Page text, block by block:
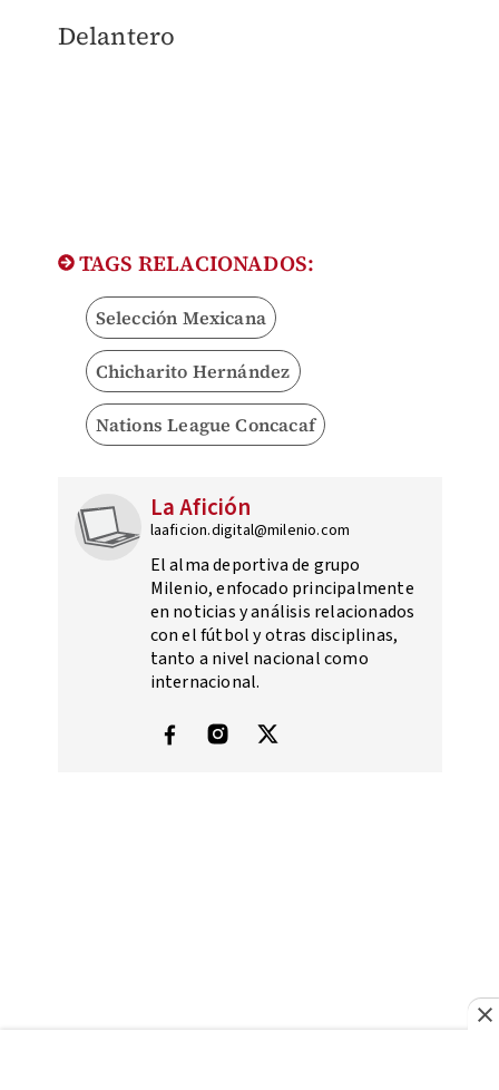
Delantero
TAGS RELACIONADOS:
Selección Mexicana
Chicharito Hernández
Nations League Concacaf
La Afición
laaficion.digital@milenio.com
El alma deportiva de grupo
Milenio, enfocado principalmente
en noticias y análisis relacionados
con el fútbol y otras disciplinas,
tanto a nivel nacional como
internacional.